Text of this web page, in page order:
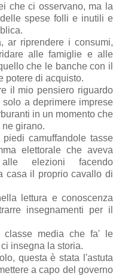
che ci osservano, ma la
spese folli e inutili e
ar riprendere i consumi,
alle famiglie e alle
che le banche con il
potere di acquisto.
il mio pensiero riguardo
a deprimere imprese
in un momento che
girano.
camuffandole tasse
elettorale che aveva
elezioni facendo
casa il proprio cavallo di
lettura e conoscenza
insegnamenti per il
classe media che fa' le
insegna la storia.
questa è stata l'astuta
a capo del governo